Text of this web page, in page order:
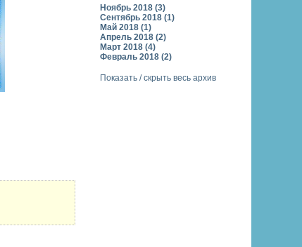
Ноябрь 2018 (3)
Сентябрь 2018 (1)
Май 2018 (1)
Апрель 2018 (2)
Март 2018 (4)
Февраль 2018 (2)
Показать / скрыть весь архив